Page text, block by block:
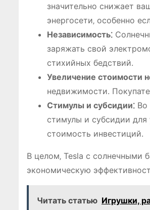
значительно снижает
энергосети‚ особенно
Независимость⁚
заряжать свой
стихийных бедствий.
Увеличение стоимости
недвижимости.
Стимулы и субсидии⁚ Во
стимулы и субсидии для
стоимость инвестиций.
В целом‚ Tesla с солнечными
экономическую
Читать статью Игрушки,